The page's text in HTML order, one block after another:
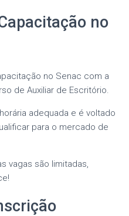
no
no Senac com a
de Auxiliar de Escritório.
adequada e é voltado
para o mercado de
vagas são limitadas,